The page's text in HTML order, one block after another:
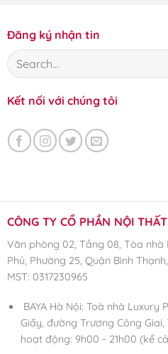
Đăng ký nhận tin
Kết nối với chúng tôi
CÔNG TY CỔ PHẦN NỘI
Văn phòng 02, Tầng 08, Tòa nhà
Phủ, Phường 25, Quận Bình
MST: 0317230965
BAYA Hà Nội: Toà nhà Luxury
Giấy, đường Trương Công
hoạt động: 9h00 - 21h00 (kể